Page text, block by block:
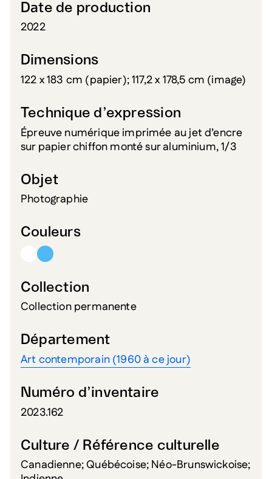
Date de production
2022
Dimensions
122 x 183 cm (papier); 117,2 x 178,5 cm (image)
Technique d’expression
Épreuve numérique imprimée au jet d’encre
sur papier chiffon monté sur aluminium, 1/3
Objet
Photographie
Couleurs
Collection
Collection permanente
Département
Art contemporain (1960 à ce jour)
Numéro d’inventaire
2023.162
Culture / Référence culturelle
Canadienne; Québécoise; Néo-Brunswickoise;